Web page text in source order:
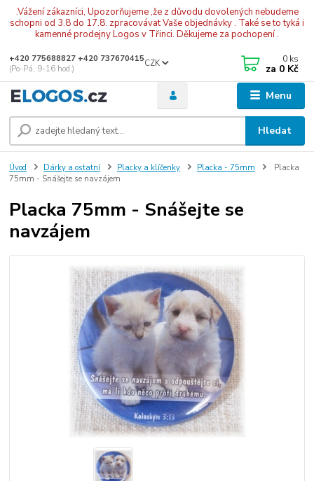
.Vážení zákazníci, Upozorňujeme ,že z důvodu dovolených nebudeme
schopni od 3.8 do 17.8. zpracovávat Vaše objednávky . Také se to tyká i
kamenné prodejny Logos v Třinci. Děkujeme za pochopení .
Menu
CZK
Hledat
+420 775688827 +420 737670415
(Po-Pá, 9-16 hod.)
0 ks
za 0 Kč
Úvod Dárky a ostatní Placky a klíčenky Placka - 75mm
Placka
75mm - Snášejte se navzájem
Placka 75mm - Snášejte se
navzájem